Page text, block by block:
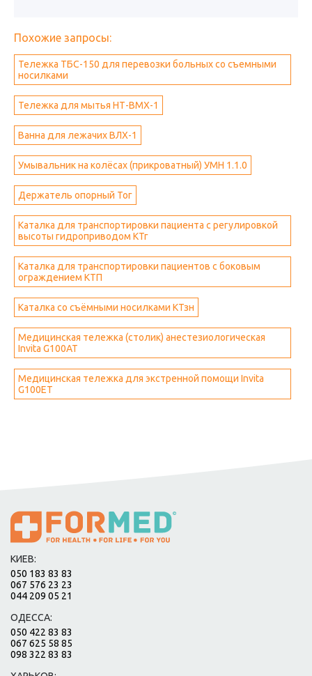
Похожие запросы:
Тележка ТБС-150 для перевозки больных со съемными
носилками
Тележка для мытья НТ-ВМХ-1
Ванна для лежачих ВЛХ-1
Умывальник на колёсах (прикроватный) УМН 1.1.0
Держатель опорный Тог
Каталка для транспортировки пациента с регулировкой
высоты гидроприводом КТг
Каталка для транспортировки пациентов с боковым
ограждением КТП
Каталка со съёмными носилками КТзн
Медицинская тележка (столик) анестезиологическая
Invita G100AT
Медицинская тележка для экстренной помощи Invita
G100ET
КИЕВ:
050 183 83 83
067 576 23 23
044 209 05 21
ОДЕССА:
050 422 83 83
067 625 58 85
098 322 83 83